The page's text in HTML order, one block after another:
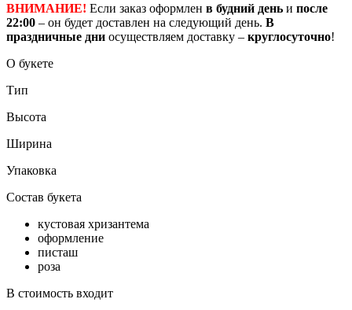
ВНИМАНИЕ! Если заказ оформлен в будний день и после
22:00 – он будет доставлен на следующий день. В
праздничные дни осуществляем доставку – круглосуточно!
О букете
Тип
Высота
Ширина
Упаковка
Состав букета
кустовая хризантема
оформление
писташ
роза
В стоимость входит